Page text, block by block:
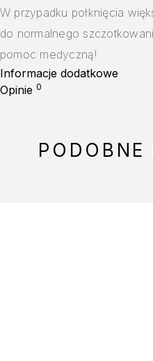
W przypadku połknięcia
do normalnego
pomoc medyczną!
Informacje dodatkowe
Opinie 0
PODOBNE